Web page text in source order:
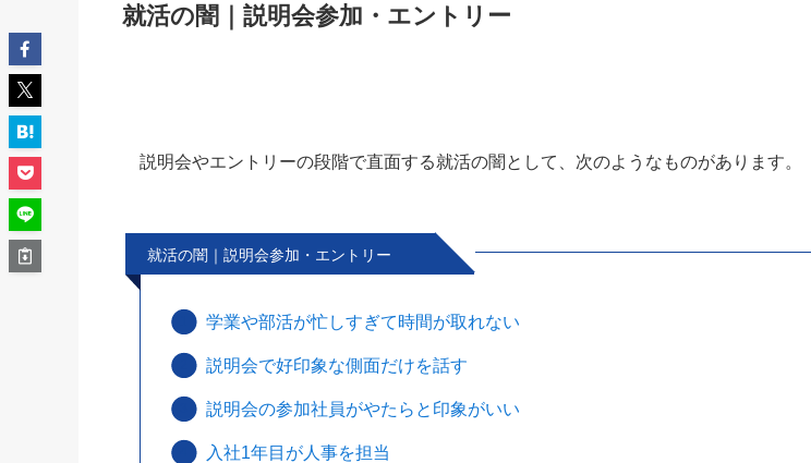
就活の闇｜説明会参加・エントリー
説明会やエントリーの段階で直面する就活の闇として、次のようなものがあります。
就活の闇｜説明会参加・エントリー
学業や部活が忙しすぎて時間が取れない
説明会で好印象な側面だけを話す
説明会の参加社員がやたらと印象がいい
入社1年目が人事を担当